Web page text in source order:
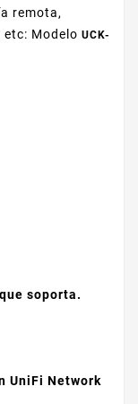
remota,
Modelo UCK-
soporta.
UniFi Network